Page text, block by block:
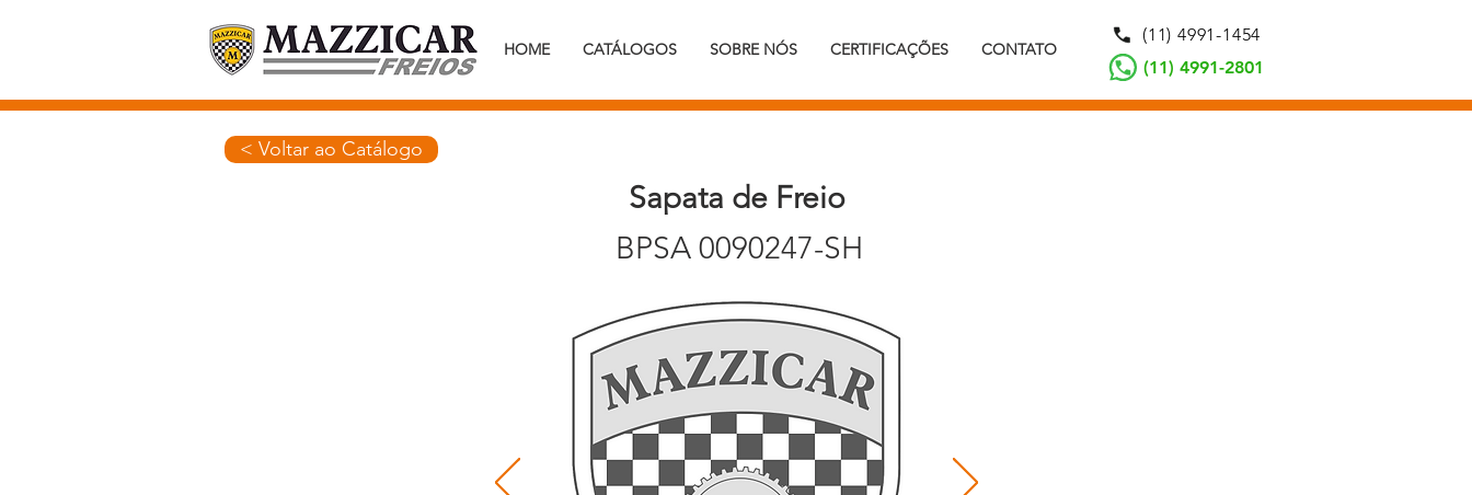
HOME CATÁLOGOS SOBRE NÓS CERTIFICAÇÕES CONTATO
(11) 4991-2801
(11) 4991-1454
< Voltar ao Catálogo
Sapata de Freio
BPSA 0090247-SH